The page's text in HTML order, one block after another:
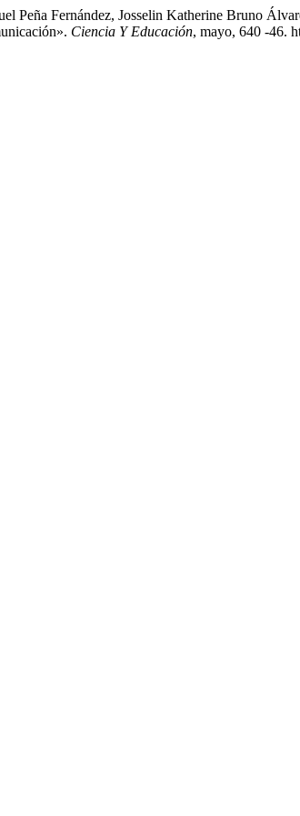
Peña Fernández, Josselin Katherine Bruno
Ciencia Y Educación, mayo, 640 -46.